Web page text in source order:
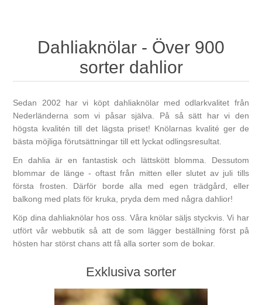
Dahliaknölar - Över 900
sorter dahlior
Sedan 2002 har vi köpt dahliaknölar med odlarkvalitet från
Nederländerna som vi påsar själva. På så sätt har vi den
högsta kvalitén till det lägsta priset! Knölarnas kvalité ger de
bästa möjliga förutsättningar till ett lyckat odlingsresultat.
En dahlia är en fantastisk och lättskött blomma. Dessutom
blommar de länge - oftast från mitten eller slutet av juli tills
första frosten. Därför borde alla med egen trädgård, eller
balkong med plats för kruka, pryda dem med några dahlior!
Köp dina dahliaknölar hos oss. Våra knölar säljs styckvis. Vi har
utfört vår webbutik så att de som lägger beställning först på
hösten har störst chans att få alla sorter som de bokar.
Exklusiva sorter